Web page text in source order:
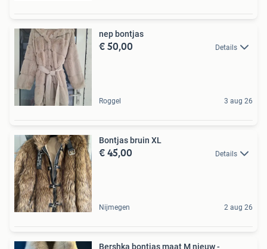
nep bontjas
€ 50,00 Details
Roggel 3 aug 26
Bontjas bruin XL
€ 45,00 Details
Nijmegen 2 aug 26
Bershka bontjas maat M nieuw -